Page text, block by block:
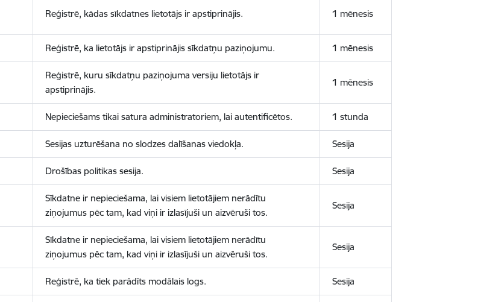
Reģistrē, kādas sīkdatnes lietotājs ir apstiprinājis. 1 mēnesis
Reģistrē, ka lietotājs ir apstiprinājis sīkdatņu paziņojumu. 1 mēnesis
Reģistrē, kuru sīkdatņu paziņojuma versiju lietotājs ir
apstiprinājis.
1 mēnesis
Nepieciešams tikai satura administratoriem, lai autentificētos. 1 stunda
Sesijas uzturēšana no slodzes dalīšanas viedokļa. Sesija
Drošības politikas sesija. Sesija
Sīkdatne ir nepieciešama, lai visiem lietotājiem nerādītu
ziņojumus pēc tam, kad viņi ir izlasījuši un aizvēruši tos.
Sesija
Sīkdatne ir nepieciešama, lai visiem lietotājiem nerādītu
ziņojumus pēc tam, kad viņi ir izlasījuši un aizvēruši tos.
Sesija
Reģistrē, ka tiek parādīts modālais logs. Sesija